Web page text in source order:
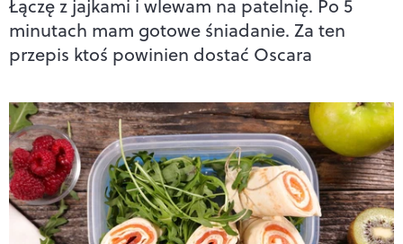
Łączę z jajkami i wlewam na patelnię. Po 5
minutach mam gotowe śniadanie. Za ten
przepis ktoś powinien dostać Oscara